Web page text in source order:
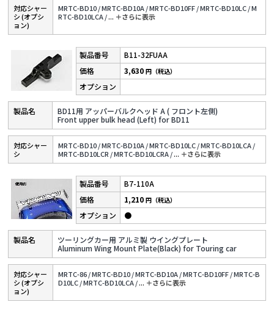
対応シャー
シ (オプシ
ョン)
MRTC-BD10 /MRTC-BD10A /MRTC-BD10FF /MRTC-BD10LC /M
RTC-BD10LCA /... ＋さらに表⽰
B11-32FUAA
BD11用 アッパーバルクヘッド A ( フロント左側)
Front upper bulk head (Left) for BD11
3,630円（税込）
対応シャー
シ
MRTC-BD10 /MRTC-BD10A /MRTC-BD10LC /MRTC-BD10LCA /
MRTC-BD10LCR /MRTC-BD10LCRA /... ＋さらに表⽰
B7-110A
ツーリングカー用 アルミ製 ウイングプレート
Aluminum Wing Mount Plate(Black) for Touring car
1,210円（税込）
●
対応シャー
シ (オプシ
ョン)
MRTC-86 /MRTC-BD10 /MRTC-BD10A /MRTC-BD10FF /MRTC-B
D10LC /MRTC-BD10LCA /... ＋さらに表⽰